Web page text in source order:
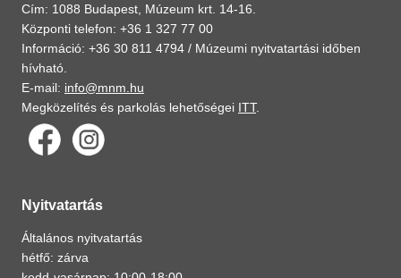
Cím: 1088 Budapest, Múzeum krt. 14-16.
Központi telefon: +36 1 327 77 00
Információ: +36 30 811 4794 / Múzeumi nyitvatartási időben
hívható.
E-mail: info@mnm.hu
Megközelítés és parkolás lehetőségei ITT.
Nyitvatartás
Általános nyitvatartás
hétfő: zárva